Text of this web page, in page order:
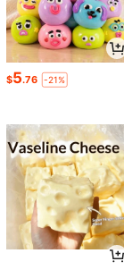
$5.76 -21%